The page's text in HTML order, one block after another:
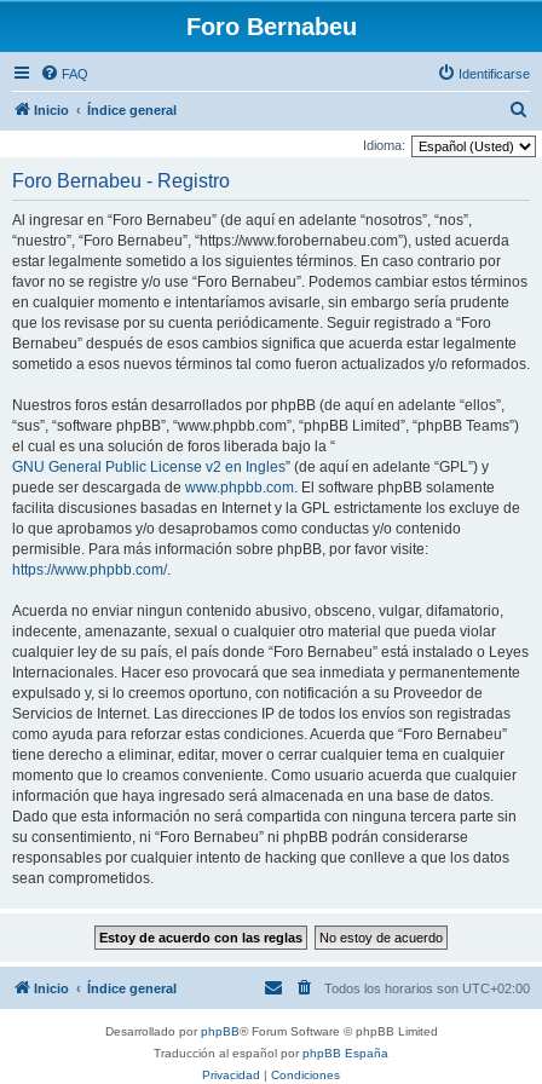
Foro Bernabeu
FAQ Identificarse
Inicio Índice general
u
Idioma:
Foro Bernabeu - Registro
Al ingresar en “Foro Bernabeu” (de aquí en adelante “nosotros”, “nos”,
“nuestro”, “Foro Bernabeu”, “https://www.forobernabeu.com”), usted acuerda
estar legalmente sometido a los siguientes términos. En caso contrario por
favor no se registre y/o use “Foro Bernabeu”. Podemos cambiar estos términos
en cualquier momento e intentaríamos avisarle, sin embargo sería prudente
que los revisase por su cuenta periódicamente. Seguir registrado a “Foro
Bernabeu” después de esos cambios significa que acuerda estar legalmente
sometido a esos nuevos términos tal como fueron actualizados y/o reformados.
Nuestros foros están desarrollados por phpBB (de aquí en adelante “ellos”,
“sus”, “software phpBB”, “www.phpbb.com”, “phpBB Limited”, “phpBB Teams”)
el cual es una solución de foros liberada bajo la “
GNU General Public License v2 en Ingles” (de aquí en adelante “GPL”) y
puede ser descargada de www.phpbb.com. El software phpBB solamente
facilita discusiones basadas en Internet y la GPL estrictamente los excluye de
lo que aprobamos y/o desaprobamos como conductas y/o contenido
permisible. Para más información sobre phpBB, por favor visite:
https://www.phpbb.com/.
Acuerda no enviar ningun contenido abusivo, obsceno, vulgar, difamatorio,
indecente, amenazante, sexual o cualquier otro material que pueda violar
cualquier ley de su país, el país donde “Foro Bernabeu” está instalado o Leyes
Internacionales. Hacer eso provocará que sea inmediata y permanentemente
expulsado y, si lo creemos oportuno, con notificación a su Proveedor de
Servicios de Internet. Las direcciones IP de todos los envíos son registradas
como ayuda para reforzar estas condiciones. Acuerda que “Foro Bernabeu”
tiene derecho a eliminar, editar, mover o cerrar cualquier tema en cualquier
momento que lo creamos conveniente. Como usuario acuerda que cualquier
información que haya ingresado será almacenada en una base de datos.
Dado que esta información no será compartida con ninguna tercera parte sin
su consentimiento, ni “Foro Bernabeu” ni phpBB podrán considerarse
responsables por cualquier intento de hacking que conlleve a que los datos
sean comprometidos.
Inicio Índice general Todos los horarios son UTC+02:00
Desarrollado porphpBB® Forum Software © phpBB Limited
Traducción al español porphpBB España
Privacidad | Condiciones